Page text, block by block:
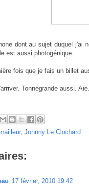
dont au sujet duquel j'ai
est aussi photogénique.
fois que je fais un billet
Tonnégrande aussi. Aie.
, Johnny Le Clochard
17 février, 2010 19:42